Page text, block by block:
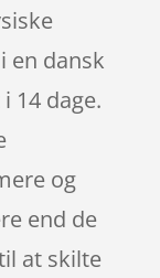
en dansk
14 dage.
og
end de
at skilte